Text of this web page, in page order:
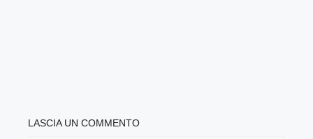
LASCIA UN COMMENTO